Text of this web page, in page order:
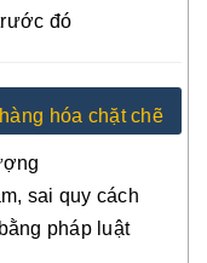
đó
hóa chặt chẽ
sai quy cách
pháp luật